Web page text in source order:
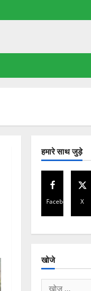
हमारे साथ जुड़े
Facebook X
खोजे
निम्न